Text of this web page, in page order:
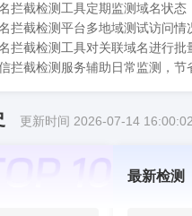
拦截检测工具定期监测域名状
拦截检测平台多地域测试访问
拦截检测工具对关联域名进行
拦截检测服务辅助日常监测，
更新时间 2026-07-14
最新检测